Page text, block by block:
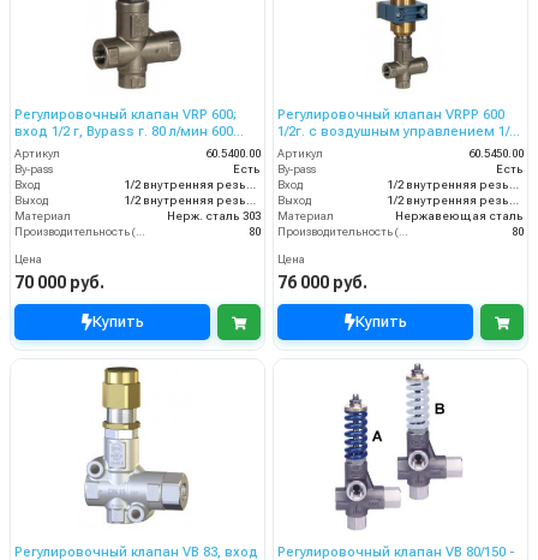
Регулировочный клапан VRP 600;
вход 1/2 г, Bypass г. 80 л/мин 600
бар нерж. сталь
Артикул
60.5400.00
By-pass
Есть
Вход
1/2 внутренняя резьба
Выход
1/2 внутренняя резьба
Материал
Нерж. сталь 303
Производительность (л/мин)
80
Цена
70 000 руб.
Купить
Регулировочный клапан VRPP 600
1/2г. c воздушным управлением 1/4
г. 80 л/мин бар
Артикул
60.5450.00
By-pass
Есть
Вход
1/2 внутренняя резьба
Выход
1/2 внутренняя резьба
Материал
Нержавеющая сталь
Производительность (л/мин)
80
Цена
76 000 руб.
Купить
Регулировочный клапан VB 83, вход
Регулировочный клапан VB 80/150 -